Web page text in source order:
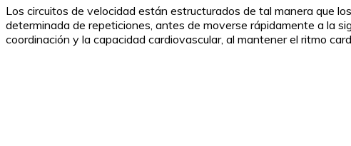
Los circuitos de velocidad están estructurados de tal manera que
determinada de repeticiones, antes de moverse rápidamente a la
coordinación y la capacidad cardiovascular, al mantener el ritmo